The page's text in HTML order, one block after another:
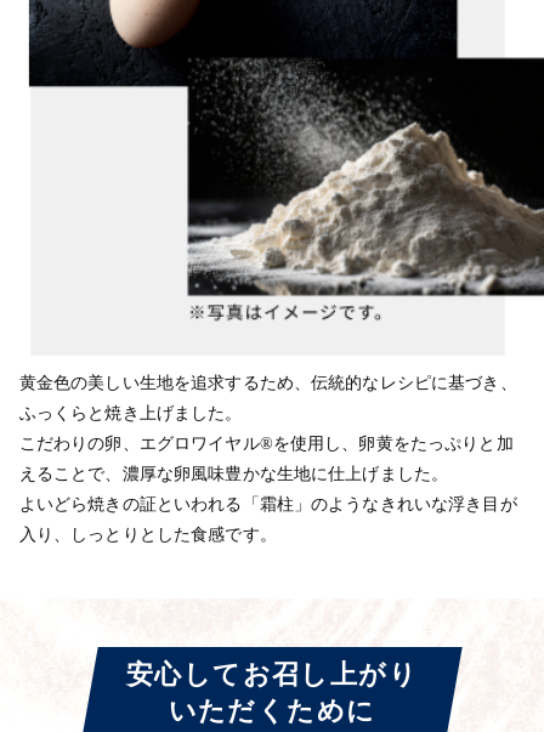
黄金色の美しい生地を追求するため、伝統的なレシピに基づき、
ふっくらと焼き上げました。
こだわりの卵、エグロワイヤル®を使用し、卵黄をたっぷりと加
えることで、濃厚な卵風味豊かな生地に仕上げました。
よいどら焼きの証といわれる「霜柱」のようなきれいな浮き目が
入り、しっとりとした食感です。
安心してお召し上がり
いただくために